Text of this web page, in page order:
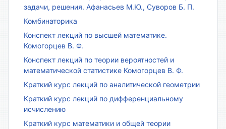
задачи, решения. Афанасьев М.Ю., Суворов Б. П.
Комбинаторика
Конспект лекций по высшей математике.
Комогорцев В. Ф.
Конспект лекций по теории вероятностей и
математической статистике Комогорцев В. Ф.
Краткий курс лекций по аналитической геометрии
Краткий курс лекций по дифференциальному
исчислению
Краткий курс математики и общей теории